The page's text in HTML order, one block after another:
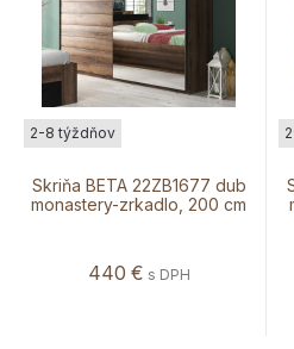
Skriňa BETA 22ZB1677 dub
monastery-zrkadlo, 200 cm
2-8 týždňov
440 € s DPH